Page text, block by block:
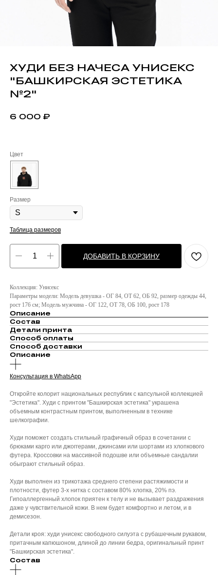
ХУДИ БЕЗ НАЧЕСА УНИСЕКС
"БАШКИРСКАЯ ЭСТЕТИКА
№2"
6 000 ₽
Цвет
Размер
Таблица размеров
ДОБАВИТЬ В КОРЗИНУ
Коллекция: Унисекс
Параметры модели: Модель девушка - ОГ 84, ОТ 62, ОБ 92, размер одежды 44,
рост 176 см; Модель мужчина - ОГ 122, ОТ 78, ОБ 100, рост 178
Описание
Состав
Детали принта
Способ оплаты
Способ доставки
Описание
Консультация в WhatsApp
Откройте колорит национальных республик с капсульной коллекцией
"Эстетика". Худи с принтом "Башкирская эстетика" украшена
объемным контрастным принтом, выполненным в технике
шелкографии.
Худи поможет создать стильный графичный образ в сочетании с
брюками карго или джоггерами, джинсами или шортами из хлопкового
футера. Кроссовки на массивной подошве или объемные сандалии
обыграют стильный образ.
Худи выполнен из трикотажа среднего степени растяжимости и
плотности, футер 3-х нитка с составом 80% хлопка, 20% пэ.
Гипоаллергенный хлопок приятен к телу и не вызывает раздражения
даже у чувствительной кожи. В нем будет комфортно и летом, и в
демисезон.
Детали кроя: худи унисекс свободного силуэта с рубашечным рукавом,
притачным капюшоном, длиной до линии бедра, оригинальный принт
"Башкирская эстетика".
Состав